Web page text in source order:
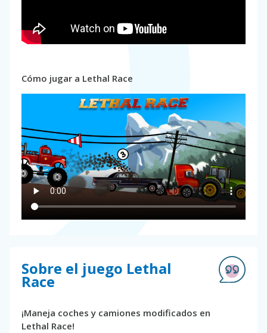
Cómo jugar a Lethal Race
Sobre el juego Lethal
Race
¡Maneja coches y camiones modificados en
Lethal Race!